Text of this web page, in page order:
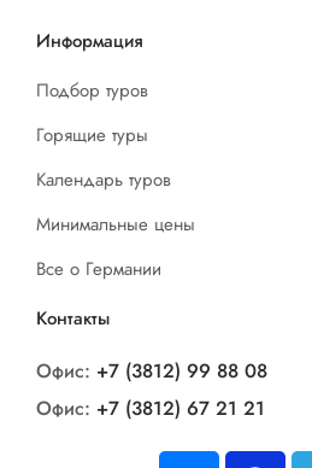
Информация
Подбор туров
Горящие туры
Календарь туров
Минимальные цены
Все о Германии
Контакты
Офис: +7 (3812) 99 88 08
Офис: +7 (3812) 67 21 21